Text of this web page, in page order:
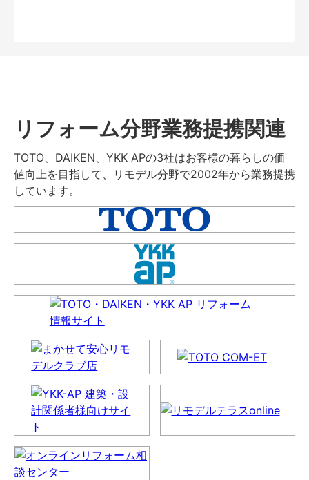
リフォーム分野業務提携関連
TOTO、DAIKEN、YKK APの3社はお客様の暮らしの価
値向上を目指して、リモデル分野で2002年から業務提携
しています。